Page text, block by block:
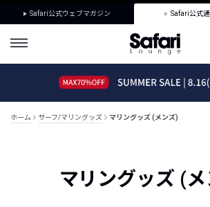
Safari公式ウェブマガジン Safari公式
ホーム サーフ/マリングッズ マリングッズ (メンズ)
マリングッズ (